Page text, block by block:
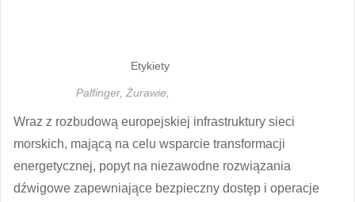
Etykiety
Palfinger, Żurawie,
Wraz z rozbudową europejskiej infrastruktury sieci
morskich, mającą na celu wsparcie transformacji
energetycznej, popyt na niezawodne rozwiązania
dźwigowe zapewniające bezpieczny dostęp i operacje